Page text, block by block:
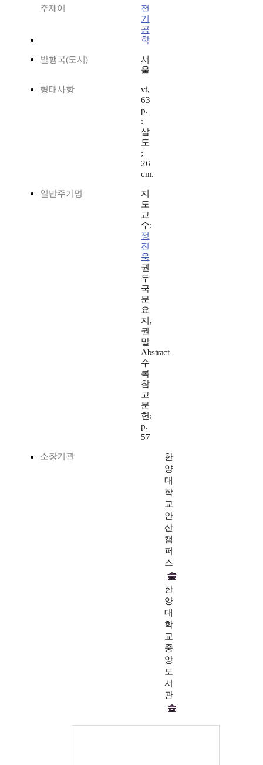
주제어
전
기
공
학
발행국(도시)
서
울
형태사항
vi,
63
p.
:
삽
도
;
26
cm.
일반주기명
지
도
교
수:
정
진
욱
권
두
국
문
요
지,
권
말
Abstract
수
록
참
고
문
헌:
p.
57
소장기관
한
양
대
학
교
안
산
캠
퍼
스
한
양
대
학
교
중
앙
도
서
관